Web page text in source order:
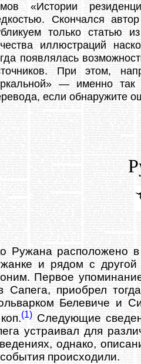
«Истории
Скончался
только статью
иллюстраций
появлялась
При этом,
— именно
если обнаружите
Ружана расположено
и рядом с
Первое
Сапега, приобрел
Белевиче и
(1)Следующие
устраивал для
однако,
происходили.